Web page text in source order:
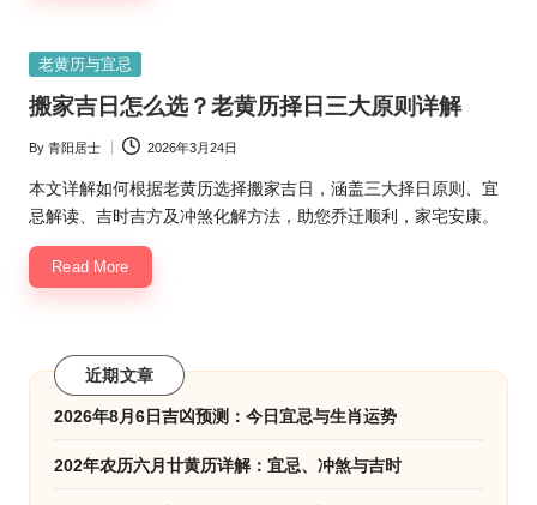
Posted
老黄历与宜忌
搬家吉日怎么选？老黄历择日三大原则详解
Posted
by
By 青阳居士 2026年3月24日
本文详解如何根据老黄历选择搬家吉日，涵盖三大择日原则、宜
忌解读、吉时吉方及冲煞化解方法，助您乔迁顺利，家宅安康。
Read More
近期文章
2026年8月6日吉凶预测：今日宜忌与生肖运势
202年农历六月廿黄历详解：宜忌、冲煞与吉时